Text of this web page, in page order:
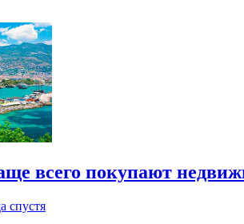
всего покупают
спустя